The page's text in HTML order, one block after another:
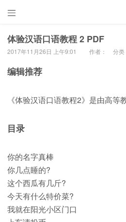

体验汉语口语教程 2 PDF
2017年11月26日 上午9:01 作者： 分类
编辑推荐
《体验汉语口语教程2》是由高等
目录
你的名字真棒
你几点睡的?
这个西瓜有几斤?
今天有什么特价菜?
我就在阳光小区门口